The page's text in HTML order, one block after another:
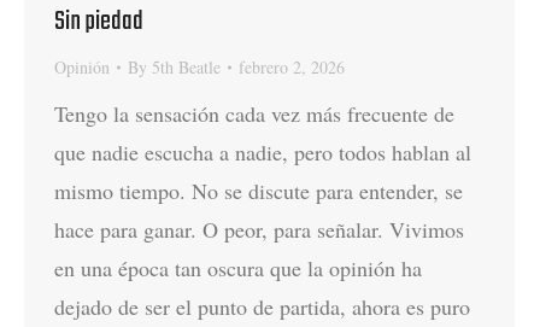
Sin piedad
Opinión By 5th Beatle febrero 2, 2026
Tengo la sensación cada vez más frecuente de
que nadie escucha a nadie, pero todos hablan al
mismo tiempo. No se discute para entender, se
hace para ganar. O peor, para señalar. Vivimos
en una época tan oscura que la opinión ha
dejado de ser el punto de partida, ahora es puro